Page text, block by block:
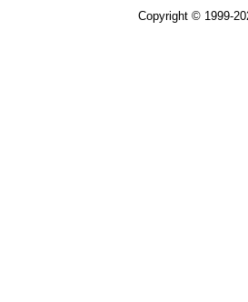
Copyright © 1999-